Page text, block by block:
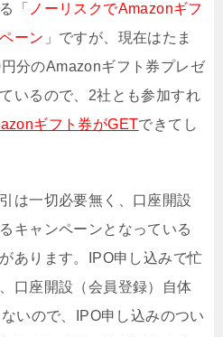
「 ノーリスクでAmazonギフ
ーン 」ですが、現在はたま
分のAmazonギフト券プレゼ
いるので、2社とも参加すれ
ギフト券がGETできてし
は一切必要無く、口座開設
キャンペーンとなっている
あります。IPO申し込みで忙
口座開設（会員登録）自体
いので、IPO申し込みのつい